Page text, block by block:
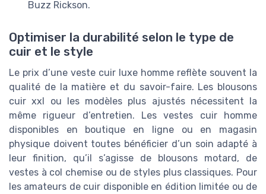
Buzz Rickson.
Optimiser la durabilité selon le type de
cuir et le style
Le prix d’une veste cuir luxe homme reflète souvent la
qualité de la matière et du savoir-faire. Les blousons
cuir xxl ou les modèles plus ajustés nécessitent la
même rigueur d’entretien. Les vestes cuir homme
disponibles en boutique en ligne ou en magasin
physique doivent toutes bénéficier d’un soin adapté à
leur finition, qu’il s’agisse de blousons motard, de
vestes à col chemise ou de styles plus classiques. Pour
les amateurs de cuir disponible en édition limitée ou de